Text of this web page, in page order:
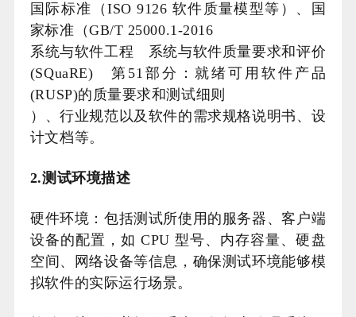
国际标准（ISO 9126 软件质量模型等）、国
家标准（GB/T 25000.1-2016
系统与软件工程 系统与软件质量要求和评价
(SQuaRE) 第51部分：就绪可用软件产品
(RUSP)的质量要求和测试细则
）、行业规范以及软件的需求规格说明书、设
计文档等。
2.测试环境描述
硬件环境：包括测试所使用的服务器、客户端
设备的配置，如 CPU 型号、内存容量、硬盘
空间、网络设备等信息，确保测试环境能够模
拟软件的实际运行场景。